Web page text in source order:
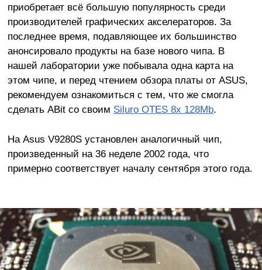
приобретает всё большую популярность среди
производителей графических акселераторов. За
последнее время, подавляющее их большинство
анонсировало продукты на базе нового чипа. В
нашей лаборатории уже побывала одна карта на
этом чипе, и перед чтением обзора платы от ASUS,
рекомендуем ознакомиться с тем, что же смогла
сделать ABit со своим Siluro OTES 8x 128Mb.
На Asus V9280S установлен аналогичный чип,
произведенный на 36 неделе 2002 года, что
примерно соответствует началу сентября этого года.